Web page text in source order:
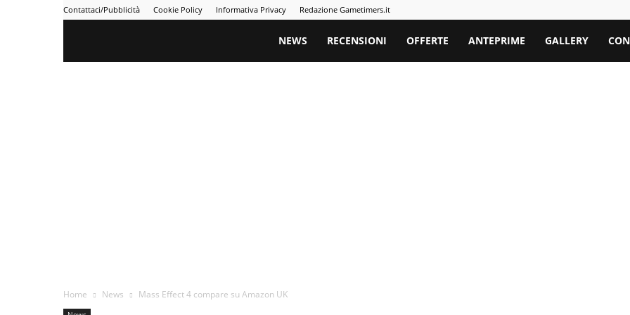
Contattaci/Pubblicità Cookie Policy Informativa Privacy Redazione Gametimers.it
Gametimers
NEWS RECENSIONI OFFERTE ANTEPRIME GALLERY
Home News Mass Effect 4 compare su Amazon UK